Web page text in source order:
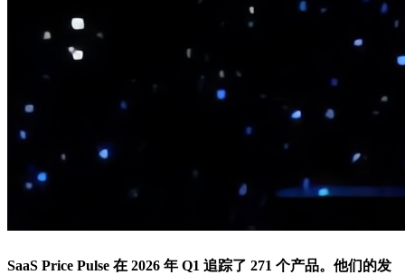
SaaS Price Pulse 在 2026 年 Q1 追踪了 271 个产品。他们的发